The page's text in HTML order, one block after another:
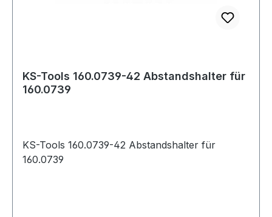
KS-Tools 160.0739-42 Abstandshalter für
160.0739
KS-Tools 160.0739-42 Abstandshalter für
160.0739